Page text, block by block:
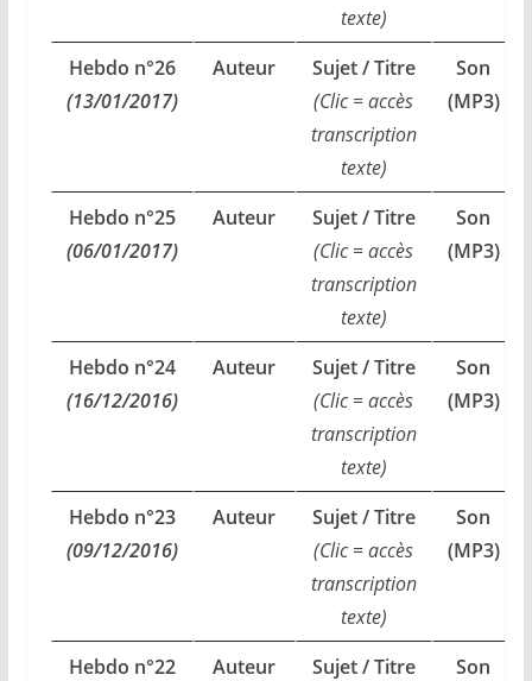
texte)
Hebdo n°26
(13/01/2017)
Auteur
Sujet / Titre
(Clic = accès
transcription
texte)
Son
(MP3)
Hebdo n°25
(06/01/2017)
Auteur
Sujet / Titre
(Clic = accès
transcription
texte)
Son
(MP3)
Hebdo n°24
(16/12/2016)
Auteur
Sujet / Titre
(Clic = accès
transcription
texte)
Son
(MP3)
Hebdo n°23
(09/12/2016)
Auteur
Sujet / Titre
(Clic = accès
transcription
texte)
Son
(MP3)
Hebdo n°22
Auteur
Sujet / Titre
Son